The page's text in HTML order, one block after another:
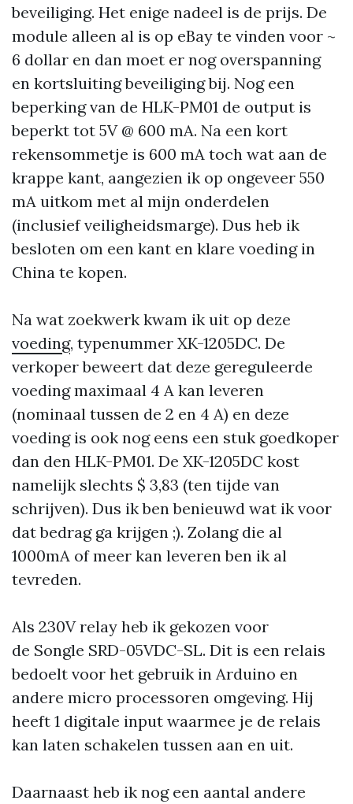
beveiliging. Het enige nadeel is de prijs. De
module alleen al is op eBay te vinden voor ~
6 dollar en dan moet er nog overspanning
en kortsluiting beveiliging bij. Nog een
beperking van de HLK-PM01 de output is
beperkt tot 5V @ 600 mA. Na een kort
rekensommetje is 600 mA toch wat aan de
krappe kant, aangezien ik op ongeveer 550
mA uitkom met al mijn onderdelen
(inclusief veiligheidsmarge). Dus heb ik
besloten om een kant en klare voeding in
China te kopen.
Na wat zoekwerk kwam ik uit op deze
voeding, typenummer XK-1205DC. De
verkoper beweert dat deze gereguleerde
voeding maximaal 4 A kan leveren
(nominaal tussen de 2 en 4 A) en deze
voeding is ook nog eens een stuk goedkoper
dan den HLK-PM01. De XK-1205DC kost
namelijk slechts $ 3,83 (ten tijde van
schrijven). Dus ik ben benieuwd wat ik voor
dat bedrag ga krijgen ;). Zolang die al
1000mA of meer kan leveren ben ik al
tevreden.
Als 230V relay heb ik gekozen voor
de Songle SRD-05VDC-SL. Dit is een relais
bedoelt voor het gebruik in Arduino en
andere micro processoren omgeving. Hij
heeft 1 digitale input waarmee je de relais
kan laten schakelen tussen aan en uit.
Daarnaast heb ik nog een aantal andere